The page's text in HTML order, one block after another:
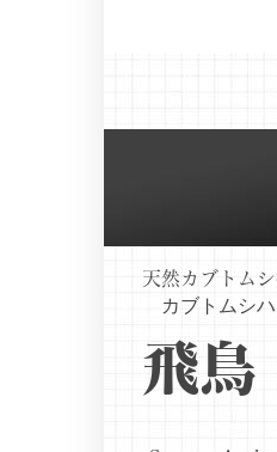
天然カブトム
カブトムシハ
飛鳥